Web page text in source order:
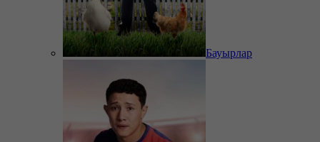
Бауырлар